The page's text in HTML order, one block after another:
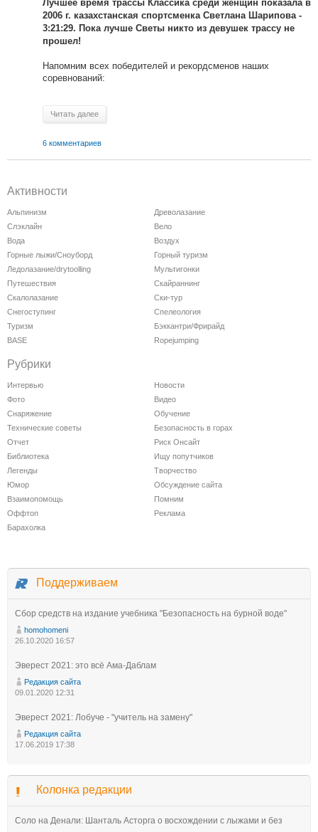
Лучшее время трассы Классика среди женщин показала в
2006 г. казахстанская спортсменка Светлана Шарипова -
3:21:29. Пока лучше Светы никто из девушек трассу не
прошел!
Напомним всех победителей и рекордсменов наших
соревнований:
Читать далее
6 комментариев
Активности
Альпинизм
Древолазание
Слэклайн
Вело
Вода
Воздух
Горные лыжи/Сноуборд
Горный туризм
Ледолазание/drytoolling
Мультигонки
Путешествия
Скайраннинг
Скалолазание
Ски-тур
Снегоступинг
Спелеология
Туризм
Бэккантри/Фрирайд
BASE
Ropejumping
Рубрики
Интервью
Новости
Фото
Видео
Снаряжение
Обучение
Технические советы
Безопасность в горах
Отчет
Риск Онсайт
Библиотека
Ищу попутчиков
Легенды
Творчество
Юмор
Обсуждение сайта
Взаимопомощь
Помним
Оффтоп
Реклама
Барахолка
Поддерживаем
Сбор средств на издание учебника "Безопасность на бурной воде"
homohomeni
26.10.2020 16:57
Эверест 2021: это всё Ама-Даблам
Редакция сайта
09.01.2020 12:31
Эверест 2021: Лобуче - "учитель на замену"
Редакция сайта
17.06.2019 17:38
Колонка редакции
Соло на Денали: Шанталь Асторга о восхождении с лыжами и без